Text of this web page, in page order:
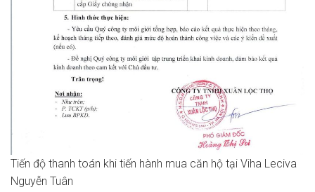
Tiến độ thanh toán khi tiến hành mua căn hộ tại Viha Leciva
Nguyễn Tuân